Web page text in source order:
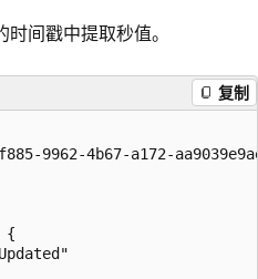
间戳中提取秒值。
复制
9962-4b67-a172-
{